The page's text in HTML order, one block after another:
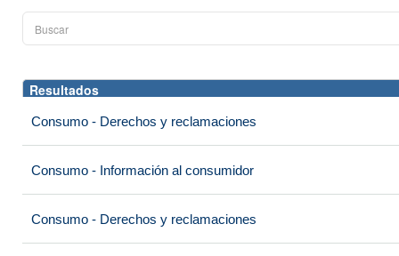
Resultados
Consumo - Derechos y reclamaciones
Consumo - Información al consumidor
Consumo - Derechos y reclamaciones